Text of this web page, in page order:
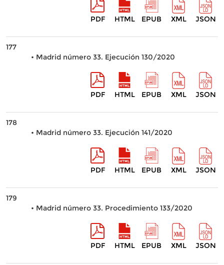
PDF HTML EPUB XML JSON
177
• Madrid número 33. Ejecución 130/2020
PDF HTML EPUB XML JSON
178
• Madrid número 33. Ejecución 141/2020
PDF HTML EPUB XML JSON
179
• Madrid número 33. Procedimiento 133/2020
PDF HTML EPUB XML JSON